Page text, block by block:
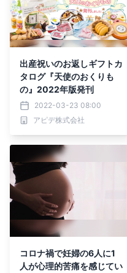
出産祝いのお返しギフトカ
タログ『天使のおくりも
の』2022年版発刊
2022-03-23 08:00
アピデ株式会社
コロナ禍で妊婦の6人に1
人が心理的苦痛を感じてい